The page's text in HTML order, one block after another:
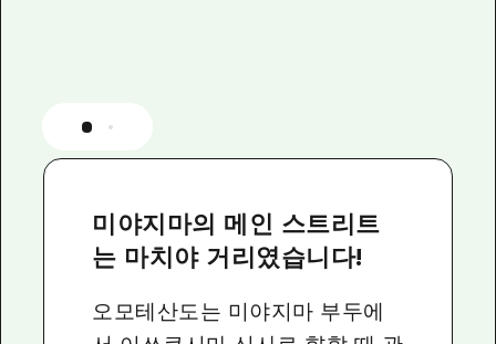
미야지마의 메인 스트리트
는 마치야 거리였습니다!
오모테산도는 미야지마 부두에